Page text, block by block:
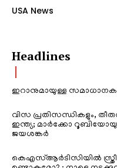
USA News
Headlines
ഇറാനുമായുള്ള
വിസ പ്രതിസന്ധികളും,
ഇന്ത്യ; മാർക്കോ
ജയശങ്കർ
കെഎസ്ആർടിസിയിൽ